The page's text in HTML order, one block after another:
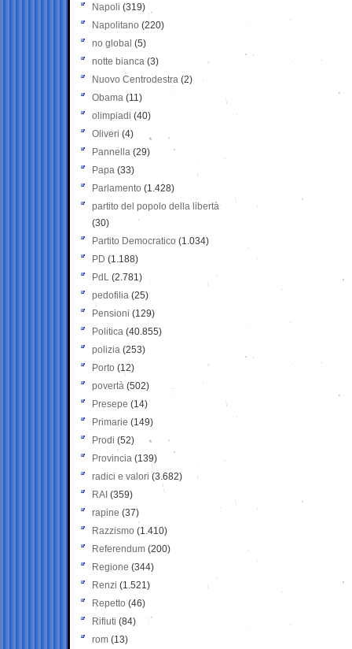
Napoli (319)
Napolitano (220)
no global (5)
notte bianca (3)
Nuovo Centrodestra (2)
Obama (11)
olimpiadi (40)
Oliveri (4)
Pannella (29)
Papa (33)
Parlamento (1.428)
partito del popolo della libertà
(30)
Partito Democratico (1.034)
PD (1.188)
PdL (2.781)
pedofilia (25)
Pensioni (129)
Politica (40.855)
polizia (253)
Porto (12)
povertà (502)
Presepe (14)
Primarie (149)
Prodi (52)
Provincia (139)
radici e valori (3.682)
RAI (359)
rapine (37)
Razzismo (1.410)
Referendum (200)
Regione (344)
Renzi (1.521)
Repetto (46)
Rifiuti (84)
rom (13)